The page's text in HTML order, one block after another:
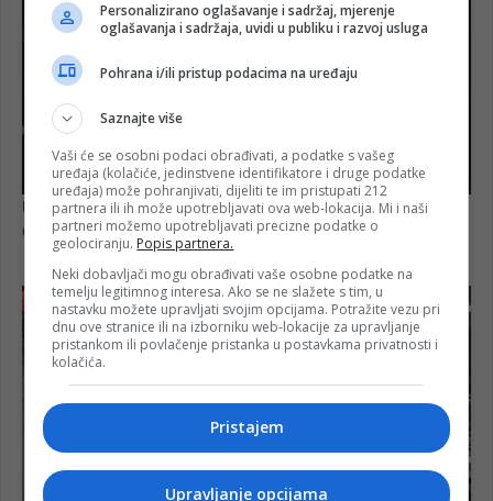
Personalizirano oglašavanje i sadržaj, mjerenje
oglašavanja i sadržaja, uvidi u publiku i razvoj usluga
Pohrana i/ili pristup podacima na uređaju
Saznajte više
Vaši će se osobni podaci obrađivati, a podatke s vašeg
uređaja (kolačiće, jedinstvene identifikatore i druge podatke
uređaja) može pohranjivati, dijeliti te im pristupati 212
partnera ili ih može upotrebljavati ova web-lokacija. Mi i naši
partneri možemo upotrebljavati precizne podatke o
geolociranju. Popis partnera.
Neki dobavljači mogu obrađivati vaše osobne podatke na
temelju legitimnog interesa. Ako se ne slažete s tim, u
nastavku možete upravljati svojim opcijama. Potražite vezu pri
dnu ove stranice ili na izborniku web-lokacije za upravljanje
pristankom ili povlačenje pristanka u postavkama privatnosti i
kolačića.
Pristajem
Upravljanje opcijama